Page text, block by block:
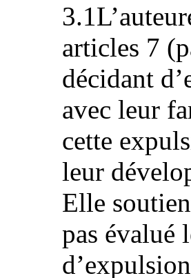
articles 7
décidant
avec leur
cette
leur
Elle
pas évalué